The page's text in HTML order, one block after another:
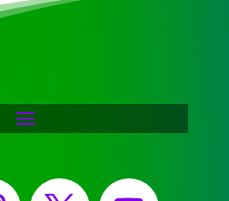
X YouTube